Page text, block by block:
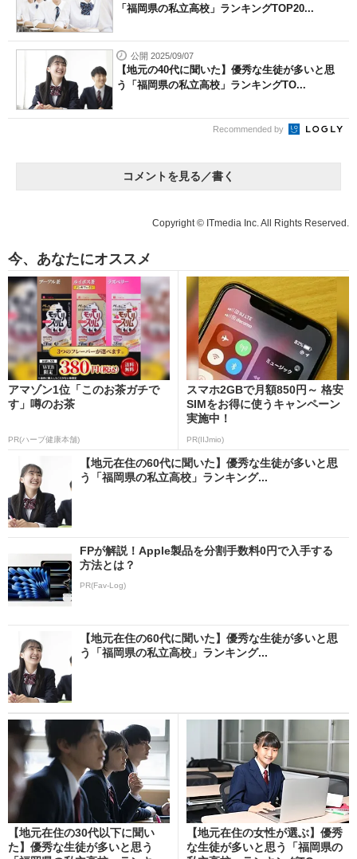
「福岡県の私立高校」ランキングTOP20...
公開 2025/09/07
【地元の40代に聞いた】優秀な生徒が多いと思
う「福岡県の私立高校」ランキングTO...
Recommended by
コメントを見る／書く
Copyright © ITmedia Inc. All Rights Reserved.
今、あなたにオススメ
アマゾン1位「このお茶ガチで
す」噂のお茶
PR(ハーブ健康本舗)
スマホ2GBで月額850円～ 格安
SIMをお得に使うキャンペーン
実施中！
PR(IIJmio)
【地元在住の60代に聞いた】優秀な生徒が多いと思
う「福岡県の私立高校」ランキング...
FPが解説！Apple製品を分割手数料0円で入手する
方法とは？
PR(Fav-Log)
【地元在住の60代に聞いた】優秀な生徒が多いと思
う「福岡県の私立高校」ランキング...
【地元在住の30代以下に聞い
た】優秀な生徒が多いと思う
【地元在住の女性が選ぶ】優秀
な生徒が多いと思う「福岡県の